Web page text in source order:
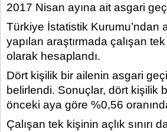
2017 Nisan ayına ait asgari
Türkiye İstatistik Kurumu’ndan
yapılan araştırmada çalışan
olarak hesaplandı.
Dört kişilik bir ailenin asgari
belirlendi. Sonuçlar, dört kişilik
önceki aya göre %0,56
Çalışan tek kişinin açlık sınırı